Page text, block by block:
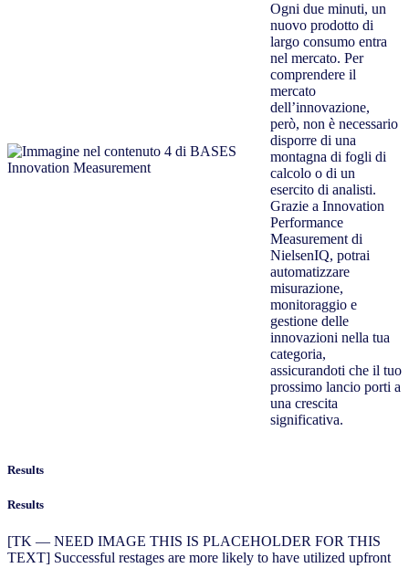
Ogni due minuti, un
nuovo prodotto di
largo consumo entra
nel mercato. Per
comprendere il
mercato
dell’innovazione,
però, non è necessario
disporre di una
montagna di fogli di
calcolo o di un
esercito di analisti.
Grazie a Innovation
Performance
Measurement di
NielsenIQ, potrai
automatizzare
misurazione,
monitoraggio e
gestione delle
innovazioni nella tua
categoria,
assicurandoti che il tuo
prossimo lancio porti a
una crescita
significativa.
Results
Results
[TK — NEED IMAGE THIS IS PLACEHOLDER FOR THIS
TEXT] Successful restages are more likely to have utilized upfront